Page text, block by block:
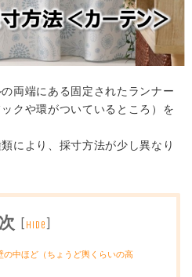
両端にある固定されたランナー
クや環がついているところ）を
により、採寸方法が少し異なり
[hide]
の中ほど（ちょうど輿くらいの高